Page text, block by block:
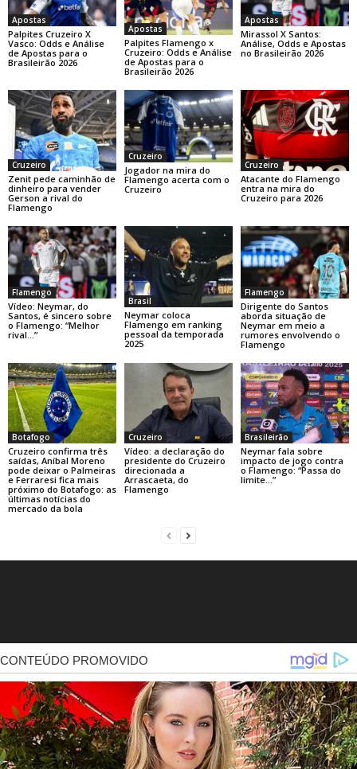
Apostas
Palpites Cruzeiro X
Vasco: Odds e Análise
de Apostas para o
Brasileirão 2026
Apostas
Palpites Flamengo x
Cruzeiro: Odds e Análise
de Apostas para o
Brasileirão 2026
Apostas
Mirassol X Santos:
Análise, Odds e Apostas
no Brasileirão 2026
Cruzeiro
Zenit pede caminhão de
dinheiro para vender
Gerson a rival do
Flamengo
Cruzeiro
Jogador na mira do
Flamengo acerta com o
Cruzeiro
Cruzeiro
Atacante do Flamengo
entra na mira do
Cruzeiro para 2026
Flamengo
Vídeo: Neymar, do
Santos, é sincero sobre
o Flamengo: “Melhor
rival…”
Brasil
Neymar coloca
Flamengo em ranking
pessoal da temporada
2025
Flamengo
Dirigente do Santos
aborda situação de
Neymar em meio a
rumores envolvendo o
Flamengo
Botafogo
Cruzeiro confirma três
saídas, Aníbal Moreno
pode deixar o Palmeiras
e Ferraresi fica mais
próximo do Botafogo: as
últimas notícias do
mercado da bola
Cruzeiro
Vídeo: a declaração do
presidente do Cruzeiro
direcionada a
Arrascaeta, do
Flamengo
Brasileirão
Neymar fala sobre
impacto de jogo contra
o Flamengo: “Passa do
limite…”